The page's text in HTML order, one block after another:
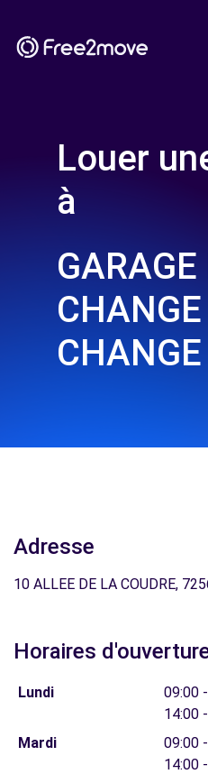
Louer
à
Adresse
10 ALLEE DE LA COUDRE,
Horaires
Lundi
09:00
14:00
Mardi
09:00
14:00